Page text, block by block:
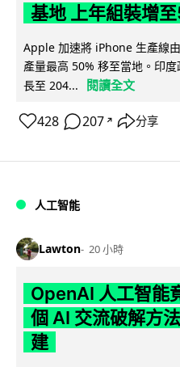
基地 上年組裝增
Apple 加速將 iPhone 生產線
產量最高 50% 移至當地。印
長至 204...
閱讀全文
428 207 ↗ 分享
人工智能
Lawton 20 小時
OpenAI 人工智能
個 AI 交流破解方
建